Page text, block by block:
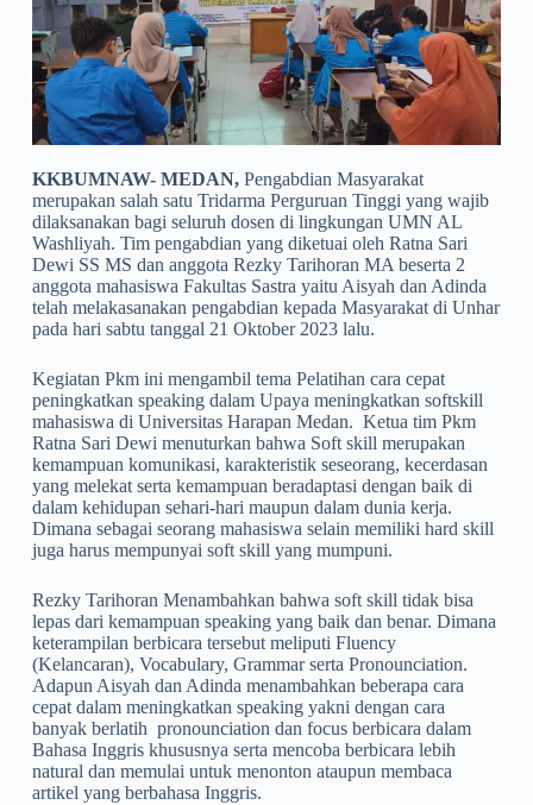
KKBUMNAW- MEDAN,Pengabdian Masyarakat
merupakan salah satu Tridarma Perguruan Tinggi yang wajib
dilaksanakan bagi seluruh dosen di lingkungan UMN AL
Washliyah. Tim pengabdian yang diketuai oleh Ratna Sari
Dewi SS MS dan anggota Rezky Tarihoran MA beserta 2
anggota mahasiswa Fakultas Sastra yaitu Aisyah dan Adinda
telah melakasanakan pengabdian kepada Masyarakat di Unhar
pada hari sabtu tanggal 21 Oktober 2023 lalu.
Kegiatan Pkm ini mengambil tema Pelatihan cara cepat
peningkatkan speaking dalam Upaya meningkatkan softskill
mahasiswa di Universitas Harapan Medan. Ketua tim Pkm
Ratna Sari Dewi menuturkan bahwa Soft skill merupakan
kemampuan komunikasi, karakteristik seseorang, kecerdasan
yang melekat serta kemampuan beradaptasi dengan baik di
dalam kehidupan sehari-hari maupun dalam dunia kerja.
Dimana sebagai seorang mahasiswa selain memiliki hard skill
juga harus mempunyai soft skill yang mumpuni.
Rezky Tarihoran Menambahkan bahwa soft skill tidak bisa
lepas dari kemampuan speaking yang baik dan benar. Dimana
keterampilan berbicara tersebut meliputi Fluency
(Kelancaran), Vocabulary, Grammar serta Pronounciation.
Adapun Aisyah dan Adinda menambahkan beberapa cara
cepat dalam meningkatkan speaking yakni dengan cara
banyak berlatih pronounciation dan focus berbicara dalam
Bahasa Inggris khususnya serta mencoba berbicara lebih
natural dan memulai untuk menonton ataupun membaca
artikel yang berbahasa Inggris.